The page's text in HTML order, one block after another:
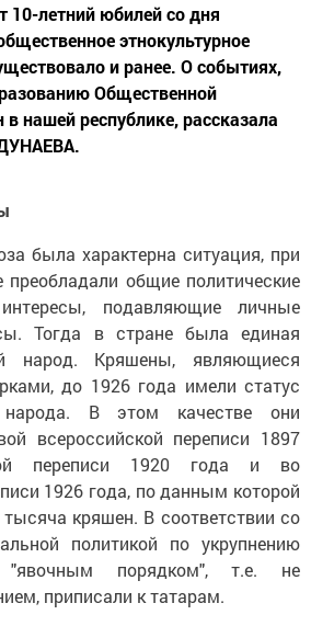
10-летний юбилей со дня
этнокультурное
и ранее. О событиях,
Общественной
нашей республике, рассказала
была характерна ситуация, при
преобладали общие политические
подавляющие личные
Тогда в стране была единая
народ. Кряшены, являющиеся
до 1926 года имели статус
народа. В этом качестве они
всероссийской переписи 1897
переписи 1920 года и во
1926 года, по данным которой
кряшен. В соответствии со
политикой по укрупнению
"явочным порядком", т.е. не
приписали к татарам.